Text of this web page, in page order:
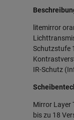
litemirror
Schutzstufe 1
IR-Schutz
Mirror Layer
bis zu 18